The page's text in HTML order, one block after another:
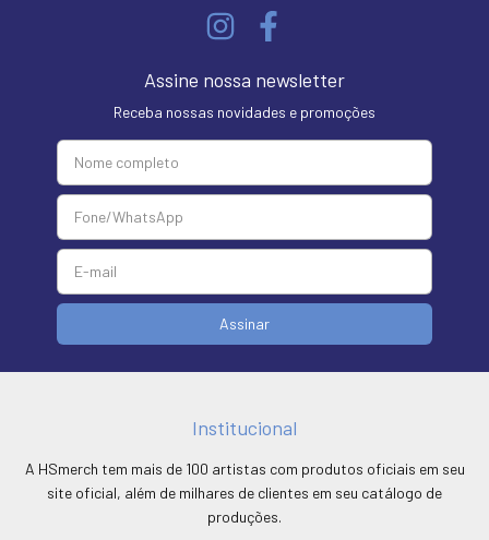
Assine nossa newsletter
Receba nossas novidades e promoções
Institucional
A HSmerch tem mais de 100 artistas com produtos oficiais em seu
site oficial, além de milhares de clientes em seu catálogo de
produções.